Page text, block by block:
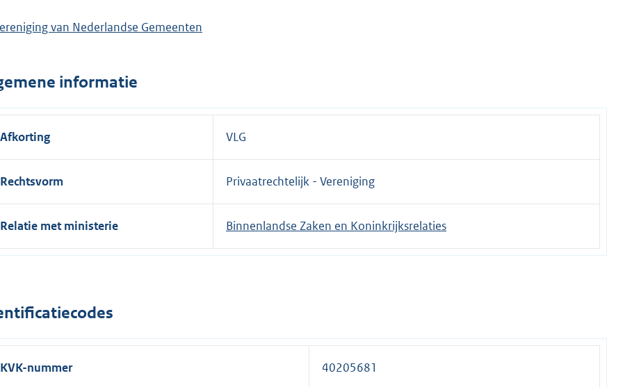
n
van Nederlandse Gemeenten
informatie
Afkorting VLG
Rechtsvorm Privaatrechtelijk - Vereniging
Relatie met ministerie Binnenlandse Zaken en Koninkrijksrelaties
KVK-nummer 40205681